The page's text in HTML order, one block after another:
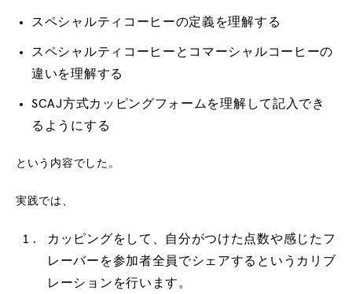
スペシャルティコーヒーの定義を理解する
スペシャルティコーヒーとコマーシャルコーヒーの
違いを理解する
SCAJ方式カッピングフォームを理解して記入でき
るようにする
という内容でした。
実践では、
カッピングをして、自分がつけた点数や感じたフ
レーバーを参加者全員でシェアするというカリブ
レーションを行います。